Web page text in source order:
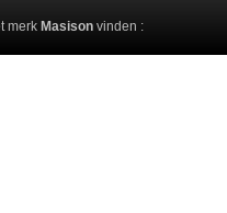
merk Masison vinden :